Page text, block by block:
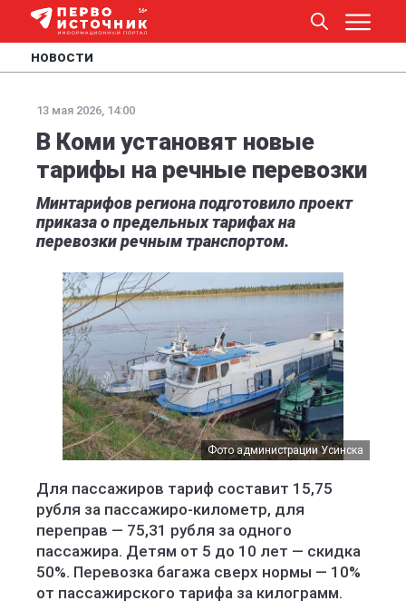
НОВОСТИ
13 мая 2026, 14:00
В Коми установят новые
тарифы на речные перевозки
Минтарифов региона подготовило проект
приказа о предельных тарифах на
перевозки речным транспортом.
Фото администрации Усинска
Для пассажиров тариф составит 15,75
рубля за пассажиро-километр, для
переправ — 75,31 рубля за одного
пассажира. Детям от 5 до 10 лет — скидка
50%. Перевозка багажа сверх нормы — 10%
от пассажирского тарифа за килограмм.